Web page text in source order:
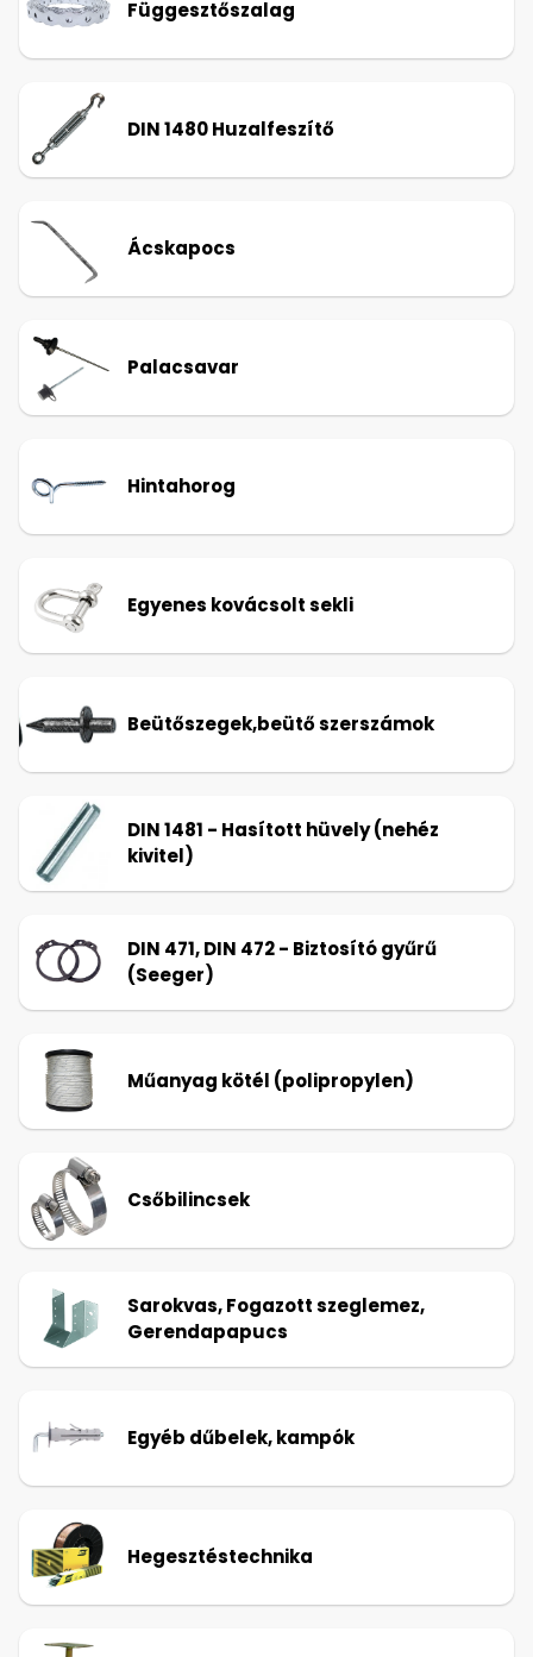
Függesztőszalag
DIN 1480 Huzalfeszítő
Ácskapocs
Palacsavar
Hintahorog
Egyenes kovácsolt sekli
Beütőszegek,beütő szerszámok
DIN 1481 - Hasított hüvely (nehéz
kivitel)
DIN 471, DIN 472 - Biztosító gyűrű
(Seeger)
Műanyag kötél (polipropylen)
Csőbilincsek
Sarokvas, Fogazott szeglemez,
Gerendapapucs
Egyéb dűbelek, kampók
Hegesztéstechnika